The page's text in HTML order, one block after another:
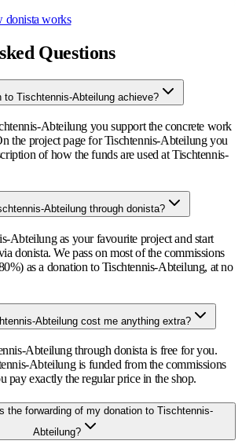
donista works
Questions
to Tischtennis-Abteilung achieve?
Abteilung you support the concrete work
the project page for Tischtennis-Abteilung you
of how the funds are used at Tischtennis-
Abteilung through donista?
Abteilung as your favourite project and start
donista. We pass on most of the commissions
as a donation to Tischtennis-Abteilung, at no
Abteilung cost me anything extra?
Abteilung through donista is free for you.
Abteilung is funded from the commissions
pay exactly the regular price in the shop.
the forwarding of my donation to Tischtennis-
Abteilung?